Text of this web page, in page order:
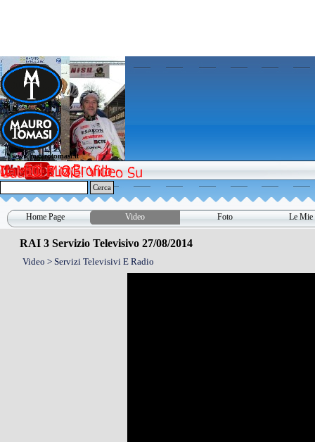
www.maurotomasi.it
www.maurotomasi.it
Cerca
Home Page Video ▼
Foto Le Mie
RAI 3 Servizio Televisivo 27/08/2014
Video > Servizi Televisivi E Radio